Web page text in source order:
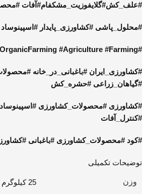
#علف_کش#گلایفوزیت_مشکفام#آفات
#محلول_پاشی #کشاورزی_پایدار #اسپینوساد
#Spinosad
#Agriculture #Farming
#کشاورزی_ایران #باغبانی_در_خانه
#گیاهان_زراعی #حشره_کش
#کشاورزی #محصولات_کشاورزی #اسپینوساد
#کنترل_آفات
#کود #محصولات_کشاورزی #باغبانی
توضیحات تکمیلی
وزن 25 کیلوگرم